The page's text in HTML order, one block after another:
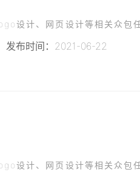
设计、网页设计等相关众包
发布时间：2021-06-22
设计、网页设计等相关众包